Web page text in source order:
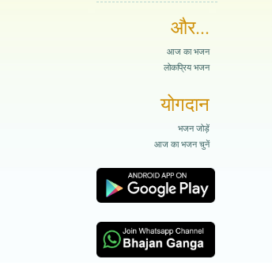
और...
आज का भजन
लोकप्रिय भजन
योगदान
भजन जोड़ें
आज का भजन चुनें